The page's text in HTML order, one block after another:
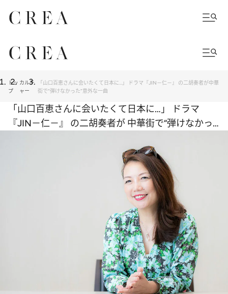
トッ
プ
カルチ
ャー
「山口百恵さんに会いたくて日本に…」 ドラマ『JIN－仁－』 の二胡奏者が中華
街で“弾けなかった”意外な一曲
「山口百恵さんに会いたくて日本に…」 ドラマ
『JIN－仁－』 の二胡奏者が 中華街で“弾けなかっ